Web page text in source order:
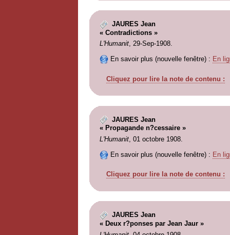
JAURES Jean
« Contradictions »
L'Humanit, 29-Sep-1908.
En savoir plus (nouvelle fenêtre) : En
Cliquez pour lire la note de contenu :
JAURES Jean
« Propagande n?cessaire »
L'Humanit, 01 octobre 1908.
En savoir plus (nouvelle fenêtre) : En
Cliquez pour lire la note de contenu :
JAURES Jean
« Deux r?ponses par Jean Jaur »